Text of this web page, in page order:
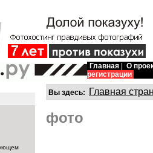
Главная
О
регистрации
Вы здесь: Главная
фото